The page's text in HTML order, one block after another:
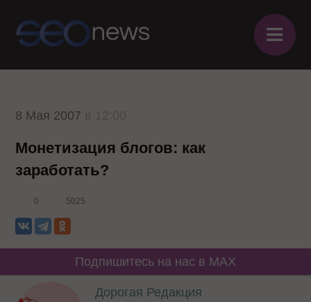
≡
8 Мая 2007
Монетизация блогов: как
заработать?
0 5025
Подпишитесь на нас в MAX
Дорогая Редакция